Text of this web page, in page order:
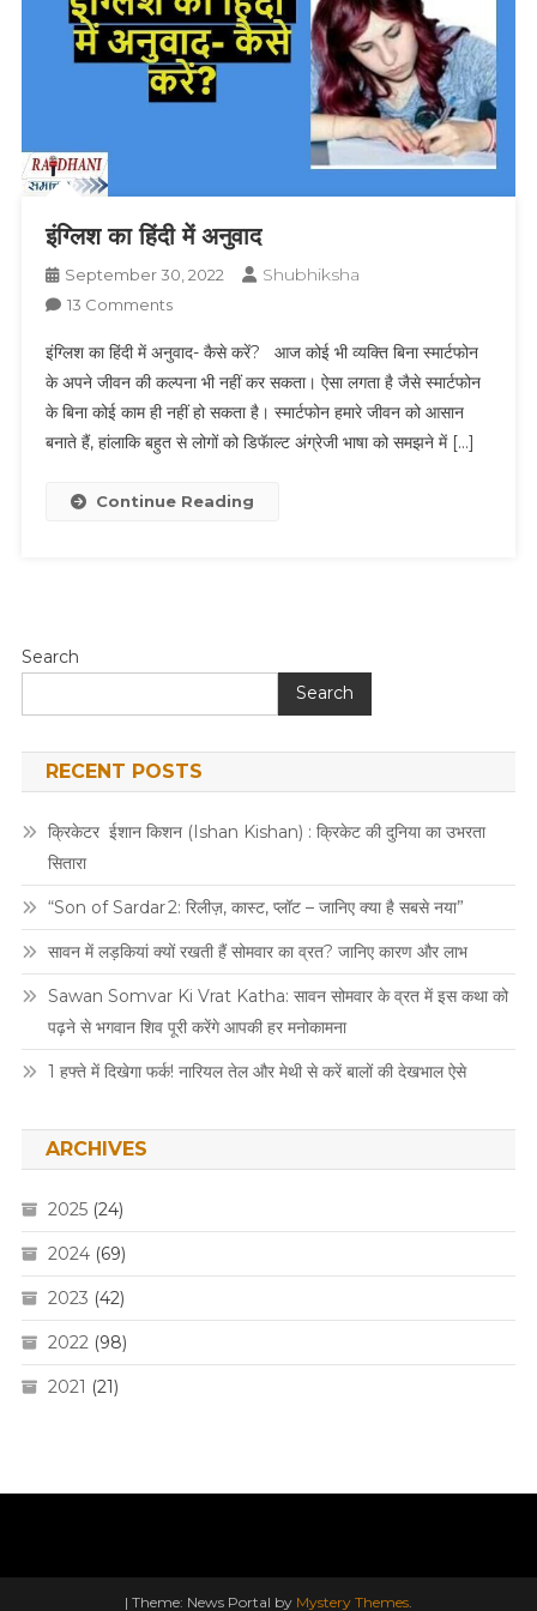
इंग्लिश का हिंदी में अनुवाद
September 30, 2022 Shubhiksha
13 CommentsOn
का
हिंदी
में
अनुवाद
इंग्लिश का हिंदी में अनुवाद- कैसे करें? आज कोई भी व्यक्ति बिना स्मार्टफोन
के अपने जीवन की कल्पना भी नहीं कर सकता। ऐसा लगता है जैसे स्मार्टफोन
के बिना कोई काम ही नहीं हो सकता है। स्मार्टफोन हमारे जीवन को आसान
बनाते हैं, हांलाकि बहुत से लोगों को डिफॅाल्ट अंग्रेजी भाषा को समझने में […]
Continue Reading
Search
Search
RECENT POSTS
क्रिकेटर ईशान किशन (Ishan Kishan) : क्रिकेट की दुनिया का उभरता
सितारा
“Son of Sardar 2: रिलीज़, कास्ट, प्लॉट – जानिए क्या है सबसे नया”
सावन में लड़कियां क्यों रखती हैं सोमवार का व्रत? जानिए कारण और लाभ
Sawan Somvar Ki Vrat Katha: सावन सोमवार के व्रत में इस कथा को
पढ़ने से भगवान शिव पूरी करेंगे आपकी हर मनोकामना
1 हफ्ते में दिखेगा फर्क! नारियल तेल और मेथी से करें बालों की देखभाल ऐसे
ARCHIVES
2025(24)
2024(69)
2023 (42)
2022 (98)
2021 (21)
| Theme: News Portal by Mystery Themes